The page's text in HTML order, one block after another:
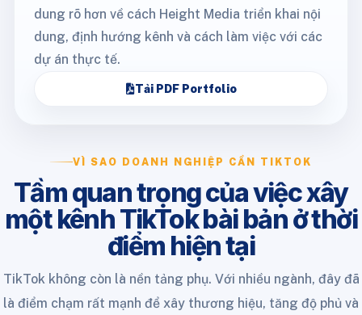
dung rõ hơn về cách Height Media triển khai nội
dung, định hướng kênh và cách làm việc với các
dự án thực tế.
Tải PDF Portfolio
VÌ SAO DOANH NGHIỆP CẦN TIKTOK
Tầm quan trọng của việc xây
một kênh TikTok bài bản ở thời
điểm hiện tại
TikTok không còn là nền tảng phụ. Với nhiều ngành, đây đã
là điểm chạm rất mạnh để xây thương hiệu, tăng độ phủ và